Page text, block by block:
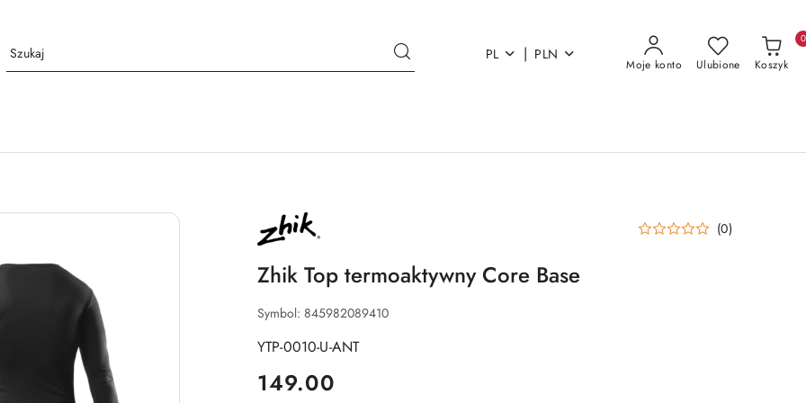
PL | PLN
Moje konto Ulubione Koszyk
0
NAZWA
PRODUCENTA:
ZHIK
(0)
Zhik Top termoaktywny Core Base
Symbol: 845982089410
YTP-0010-U-ANT
cena:
149.00